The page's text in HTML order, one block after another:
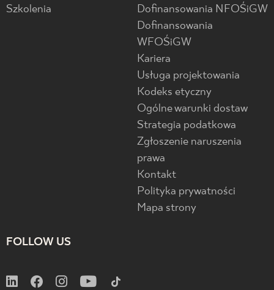
Szkolenia
Dofinansowania NFOŚiGW
Dofinansowania
WFOŚiGW
Kariera
Usługa projektowania
Kodeks etyczny
Ogólne warunki dostaw
Strategia podatkowa
Zgłoszenie naruszenia
prawa
Kontakt
Polityka prywatności
Mapa strony
FOLLOW US